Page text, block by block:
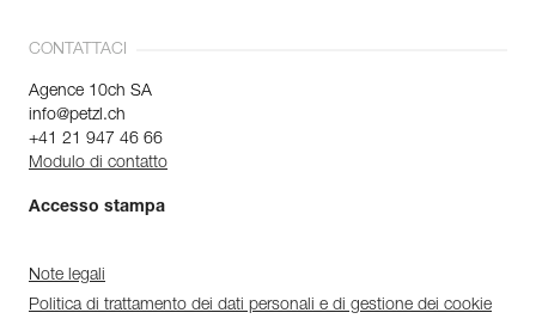
CONTATTACI
Agence 10ch SA
info@petzl.ch
+41 21 947 46 66
Modulo di contatto
Accesso stampa
Note legali
Politica di trattamento dei dati personali e di gestione dei cookie